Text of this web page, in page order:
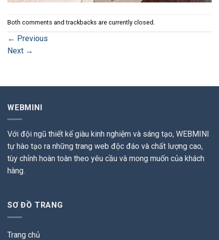
Both comments and trackbacks are currently closed.
← Previous
Next →
WEBMINI
Với đội ngũ thiết kế giàu kinh nghiệm và sáng tạo, WEBMINI
tự hào tạo ra những trang web độc đáo và chất lượng cao,
tùy chỉnh hoàn toàn theo yêu cầu và mong muốn của khách
hàng.
SƠ ĐỒ TRANG
Trang chủ